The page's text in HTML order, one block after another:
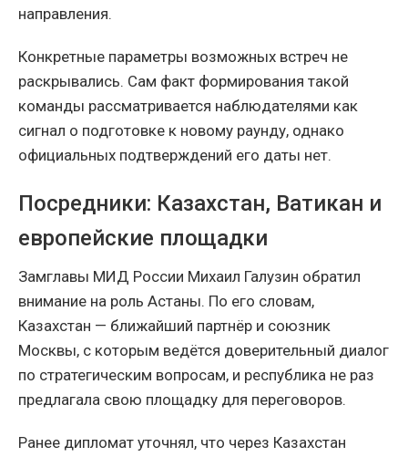
направления.
Конкретные параметры возможных встреч не
раскрывались. Сам факт формирования такой
команды рассматривается наблюдателями как
сигнал о подготовке к новому раунду, однако
официальных подтверждений его даты нет.
Посредники: Казахстан, Ватикан и
европейские площадки
Замглавы МИД России Михаил Галузин обратил
внимание на роль Астаны. По его словам,
Казахстан — ближайший партнёр и союзник
Москвы, с которым ведётся доверительный диалог
по стратегическим вопросам, и республика не раз
предлагала свою площадку для переговоров.
Ранее дипломат уточнял, что через Казахстан